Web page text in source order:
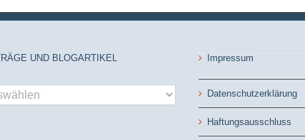
UND BLOGARTIKEL Impressum
Datenschutzerklärung
Haftungsausschluss